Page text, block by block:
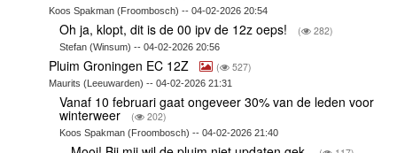
Koos Spakman (Froombosch) -- 04-02-2026 20:54
Oh ja, klopt, dit is de 00 ipv de 12z oeps! ( 282)
Stefan (Winsum) -- 04-02-2026 20:56
Pluim Groningen EC 12Z ( 527)
Maurits (Leeuwarden) -- 04-02-2026 21:31
Vanaf 10 februari gaat ongeveer 30% van de leden voor
winterweer ( 202)
Koos Spakman (Froombosch) -- 04-02-2026 21:40